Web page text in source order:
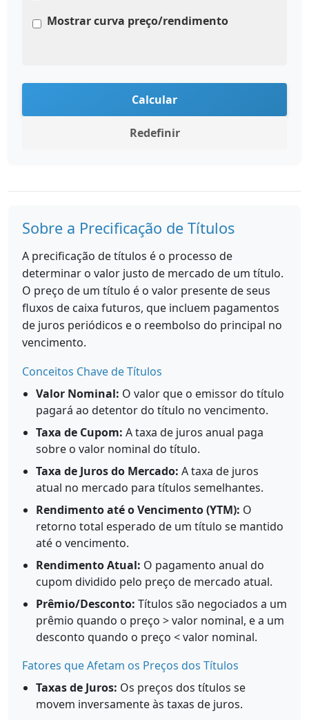
Mostrar curva preço/rendimento
Calcular
Redefinir
Sobre a Precificação de Títulos
A precificação de títulos é o processo de
determinar o valor justo de mercado de um título.
O preço de um título é o valor presente de seus
fluxos de caixa futuros, que incluem pagamentos
de juros periódicos e o reembolso do principal no
vencimento.
Conceitos Chave de Títulos
Valor Nominal: O valor que o emissor do título
pagará ao detentor do título no vencimento.
Taxa de Cupom: A taxa de juros anual paga
sobre o valor nominal do título.
Taxa de Juros do Mercado: A taxa de juros
atual no mercado para títulos semelhantes.
Rendimento até o Vencimento (YTM): O
retorno total esperado de um título se mantido
até o vencimento.
Rendimento Atual: O pagamento anual do
cupom dividido pelo preço de mercado atual.
Prêmio/Desconto: Títulos são negociados a um
prêmio quando o preço > valor nominal, e a um
desconto quando o preço < valor nominal.
Fatores que Afetam os Preços dos Títulos
Taxas de Juros: Os preços dos títulos se
movem inversamente às taxas de juros.